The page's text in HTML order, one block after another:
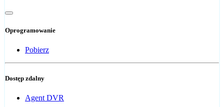
Oprogramowanie
Pobierz
Dostęp zdalny
Agent DVR